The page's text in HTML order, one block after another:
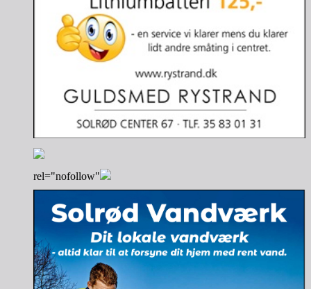
rel="nofollow"